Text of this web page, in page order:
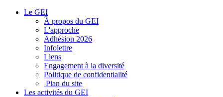
Le GEI
À propos du GEI
L'approche
Adhésion 2026
Infolettre
Liens
Engagement à la diversité
Politique de confidentialité
Plan du site
Les activités du GEI